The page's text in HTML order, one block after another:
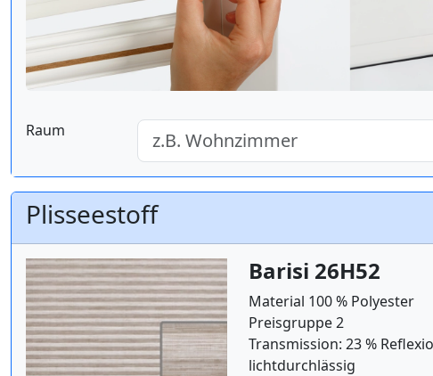
Raum
Plisseestoff
Barisi 26H52
Material 100 % Polyester
Preisgruppe 2
Transmission: 23 %
lichtdurchlässig